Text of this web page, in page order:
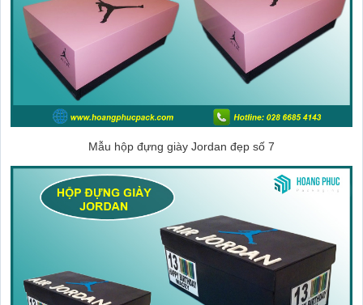
Mẫu hộp đựng giày Jordan đẹp số 7